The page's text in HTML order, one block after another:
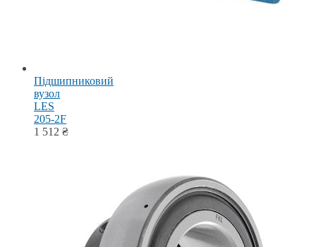
Підшипниковий
вузол
LES
205-2F
1 512 ₴